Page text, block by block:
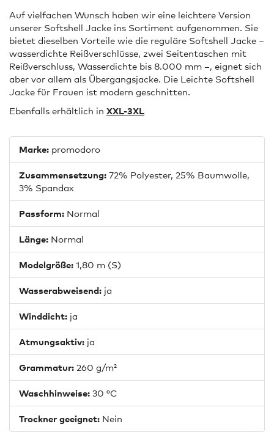
Auf vielfachen Wunsch haben wir eine leichtere Version
unserer Softshell Jacke ins Sortiment aufgenommen. Sie
bietet dieselben Vorteile wie die reguläre Softshell Jacke –
wasserdichte Reißverschlüsse, zwei Seitentaschen mit
Reißverschluss, Wasserdichte bis 8.000 mm –, eignet sich
aber vor allem als Übergangsjacke. Die Leichte Softshell
Jacke für Frauen ist modern geschnitten.
Ebenfalls erhältlich in XXL-3XL
Marke: promodoro
Zusammensetzung: 72% Polyester, 25% Baumwolle,
3% Spandax
Passform: Normal
Länge: Normal
Modelgröße: 1,80 m (S)
Wasserabweisend: ja
Winddicht: ja
Atmungsaktiv: ja
Grammatur: 260 g/m²
Waschhinweise: 30 °C
Trockner geeignet: Nein